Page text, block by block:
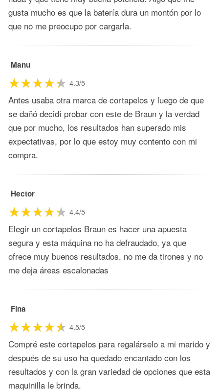
gusta mucho es que la batería dura un montón por lo
que no me preocupo por cargarla.
Manu
4.3/5
Antes usaba otra marca de cortapelos y luego de que
se dañó decidí probar con este de Braun y la verdad
que por mucho, los resultados han superado mis
expectativas, por lo que estoy muy contento con mi
compra.
Hector
4.4/5
Elegir un cortapelos Braun es hacer una apuesta
segura y esta máquina no ha defraudado, ya que
ofrece muy buenos resultados, no me da tirones y no
me deja áreas escalonadas
Fina
4.5/5
Compré este cortapelos para regalárselo a mi marido y
después de su uso ha quedado encantado con los
resultados y con la gran variedad de opciones que esta
maquinilla le brinda.